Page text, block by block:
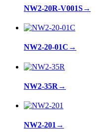
NW2-20R-V001S→
NW2-20-01C →
NW2-35R →
NW2-201→